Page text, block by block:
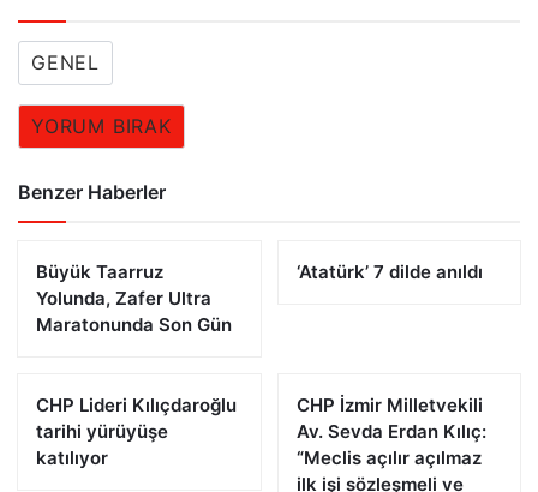
GENEL
YORUM BIRAK
Benzer Haberler
Büyük Taarruz
Yolunda, Zafer Ultra
Maratonunda Son Gün
‘Atatürk’ 7 dilde anıldı
CHP Lideri Kılıçdaroğlu
tarihi yürüyüşe
katılıyor
CHP İzmir Milletvekili
Av. Sevda Erdan Kılıç:
“Meclis açılır açılmaz
ilk işi sözleşmeli ve